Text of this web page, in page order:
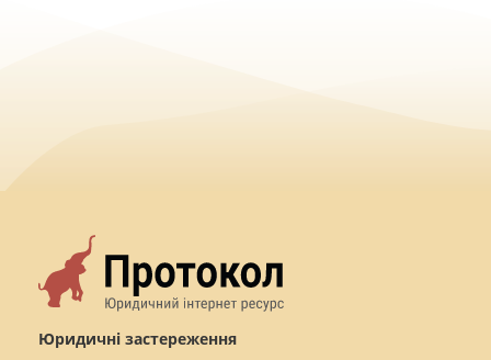
Юридичні застереження